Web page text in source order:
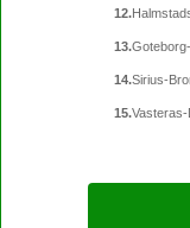
12.
13.
14.Sirius-
15.Vasteras-